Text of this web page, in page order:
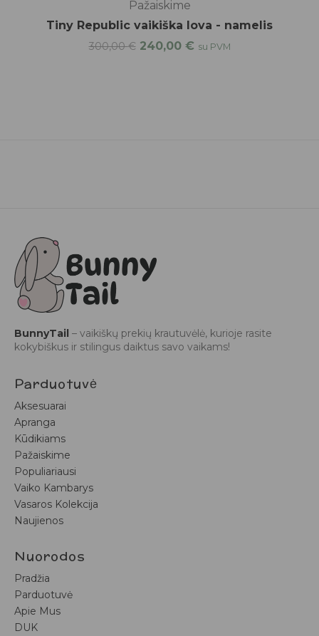
Pažaiskime
Tiny Republic vaikiška lova - namelis
300,00€ 240,00 € su PVM
BunnyTail – vaikiškų prekių krautuvėlė, kurioje rasite
kokybiškus ir stilingus daiktus savo vaikams!
Parduotuvė
Aksesuarai
Apranga
Kūdikiams
Pažaiskime
Populiariausi
Vaiko Kambarys
Vasaros Kolekcija
Naujienos
Nuorodos
Pradžia
Parduotuvė
Apie Mus
DUK